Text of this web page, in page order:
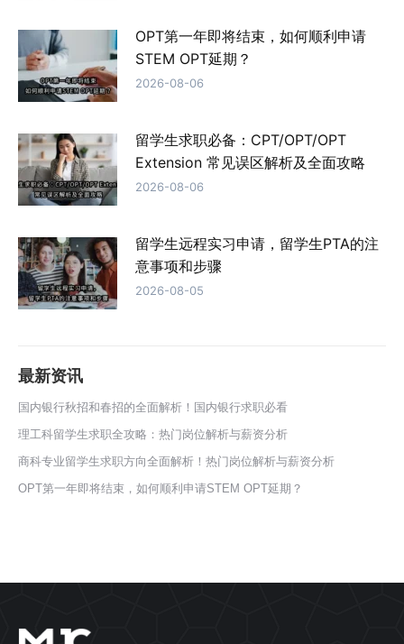
OPT第一年即将结束，如何顺利申请
STEM OPT延期？
2026-08-06
留学生求职必备：CPT/OPT/OPT
Extension 常见误区解析及全面攻略
2026-08-06
留学生远程实习申请，留学生PTA的注
意事项和步骤
2026-08-05
最新资讯
国内银行秋招和春招的全面解析！国内银行求职必看
理工科留学生求职全攻略：热门岗位解析与薪资分析
商科专业留学生求职方向全面解析！热门岗位解析与薪资分析
OPT第一年即将结束，如何顺利申请STEM OPT延期？